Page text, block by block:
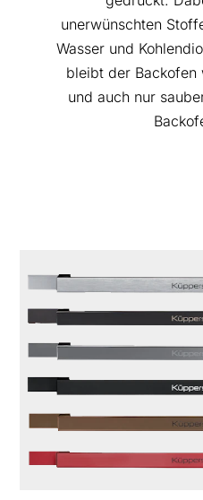
unerwünschten
Wasser und
bleibt der Backofen
und auch nur